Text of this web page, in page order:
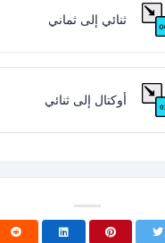
ثنائي إلى ثماني
أوكتال إلى ثنائي